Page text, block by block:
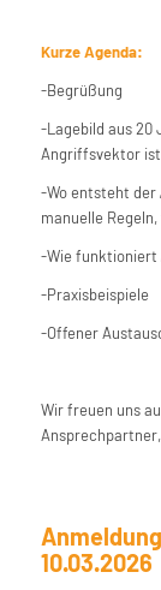
Kurze Agenda:
-Begrüßung
-Lagebild aus 20
Angriffsvektor ist
-Wo entsteht der
manuelle
-Wie funktioniert
-Praxisbeispiele
-Offener
Wir freuen uns
10.03.2026